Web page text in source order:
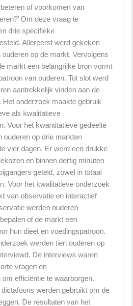
of voorkomen van
Om deze vraag te
drie specifieke
Allereerst werd gekeken
ouderen op de markt. Vervolgens
markt een belangrijke bron vormt
van ouderen. Tot slot werd
aantrekkelijk vinden aan de
Het onderzoek maakte gebruik
als kwalitatieve
Voor het kwantitatieve gedeelte
ouderen op drie markten
vier dagen. Er werd een drukke
en binnen dertig minuten
geteld, zowel in totaal
Voor het kwalitatieve onderzoek
van observatie en interactief
werden ouderen
of de markt een
hun dieet en voedingspatroon.
werden tien ouderen op
De interviews waren
vragen en
efficiëntie te waarborgen.
werden gebruikt om de
De resultaten van het